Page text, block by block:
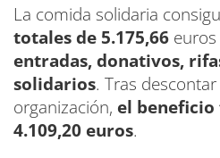
La comida solidaria
totales de 5.175,66 euros
entradas, donativos,
solidarios. Tras
organización, el beneficio
4.109,20 euros.